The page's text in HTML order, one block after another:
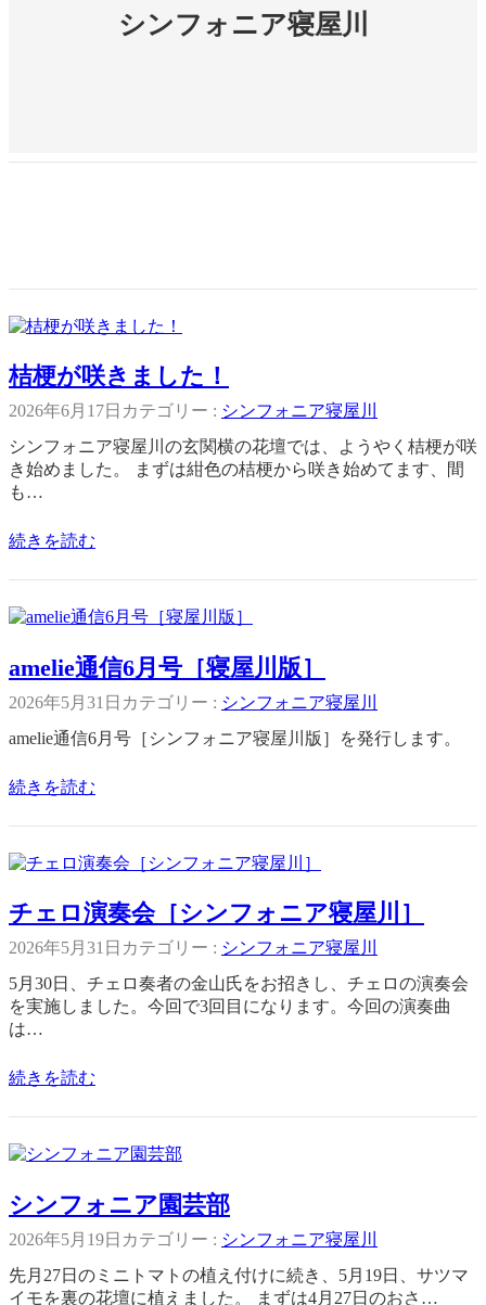
シンフォニア寝屋川
桔梗が咲きました！
2026年6月17日 カテゴリー : シンフォニア寝屋川
シンフォニア寝屋川の玄関横の花壇では、ようやく桔梗が咲
き始めました。 まずは紺色の桔梗から咲き始めてます、間
も…
続きを読む
amelie通信6月号［寝屋川版］
2026年5月31日 カテゴリー : シンフォニア寝屋川
amelie通信6月号［シンフォニア寝屋川版］を発行します。
続きを読む
チェロ演奏会［シンフォニア寝屋川］
2026年5月31日 カテゴリー : シンフォニア寝屋川
5月30日、チェロ奏者の金山氏をお招きし、チェロの演奏会
を実施しました。今回で3回目になります。今回の演奏曲
は…
続きを読む
シンフォニア園芸部
2026年5月19日 カテゴリー : シンフォニア寝屋川
先月27日のミニトマトの植え付けに続き、5月19日、サツマ
イモを裏の花壇に植えました。 まずは4月27日のおさ…